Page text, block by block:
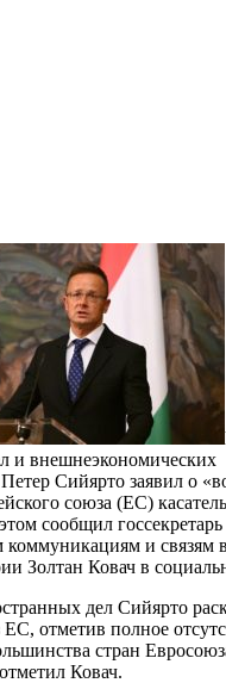
и внешнеэкономических
Сийярто заявил о
союза (ЕС)
сообщил
и связям
Золтан Ковач в
дел Сийярто
отметив полное
стран
Ковач.